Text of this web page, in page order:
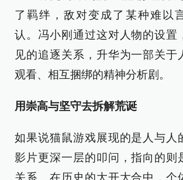
了羁绊，敌对变成了某种难以
认。冯小刚通过这对人物的设置
见的追逐关系，升华为一部关于
观看、相互捆绑的精神分析剧。
用崇高与坚守去拆解荒诞
如果说猫鼠游戏展现的是人与人
影片更深一层的叩问，指向的则
关系。在历史的大开大合中，个